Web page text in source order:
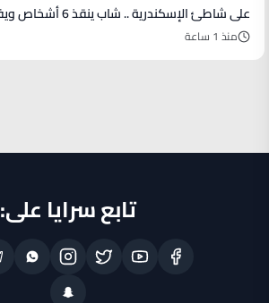
على شاطئ الإسكندرية .. شاب ينقذ 6 أشخاص ويفارق الحياة
منذ 1 ساعة
تابع سرايا على: